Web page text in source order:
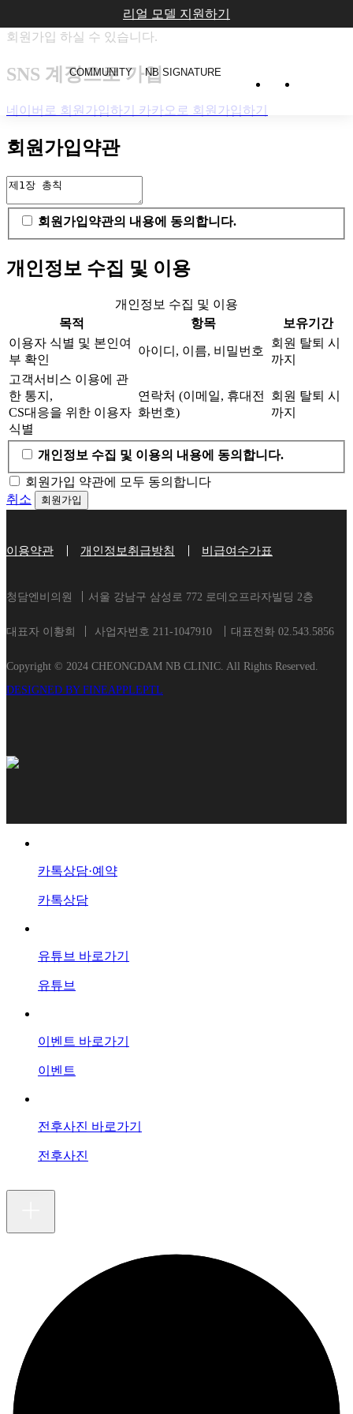
리얼 모델 지원하기
COMMUNITY NB SIGNATURE
회원가입약관 및 개인정보 수집 및 이용의 내용에 동의하셔야
회원가입 하실 수 있습니다.
SNS 계정으로 가입
네이버로 회원가입하기 카카오로 회원가입하기
회원가입약관
회원가입약관의 내용에 동의합니다.
개인정보 수집 및 이용
개인정보 수집 및 이용
목적
항목
보유기간
이용자 식별 및 본인여
부 확인
아이디, 이름, 비밀번호
회원 탈퇴 시
까지
고객서비스 이용에 관
한 통지,
CS대응을 위한 이용자
식별
연락처 (이메일, 휴대전
화번호)
회원 탈퇴 시
까지
개인정보 수집 및 이용의 내용에 동의합니다.
회원가입 약관에 모두 동의합니다
취소
회원가입
이용약관 개인정보취급방침 비급여수가표
청담엔비의원 서울 강남구 삼성로 772 로데오프라자빌딩 2층
대표자 이황희 사업자번호 211-1047910 대표전화 02.543.5856
Copyright © 2024 CHEONGDAM NB CLINIC. All Rights Reserved.
DESIGNED BY FINEAPPLEPTL
카톡상담·예약
카톡상담
유튜브 바로가기
유튜브
이벤트 바로가기
이벤트
전후사진 바로가기
전후사진